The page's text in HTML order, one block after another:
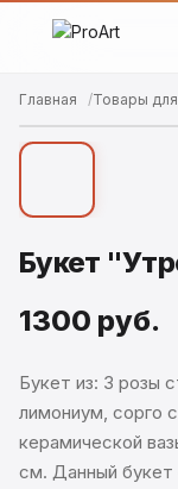
Главная Товары
Букет
1300 руб.
Букет из: 3 розы
лимониум, сорго
керамической
см. Данный букет